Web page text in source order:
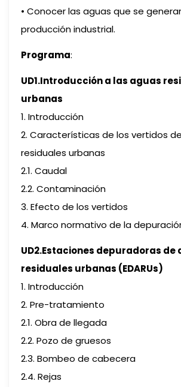
• Conocer las aguas que se
producción industrial.
Programa:
UD1.Introducción a las aguas
urbanas
1. Introducción
2. Características de los vertidos
residuales urbanas
2.1. Caudal
2.2. Contaminación
3. Efecto de los vertidos
4. Marco normativo de la
UD2.Estaciones depuradoras de
residuales urbanas (EDARUs)
1. Introducción
2. Pre-tratamiento
2.1. Obra de llegada
2.2. Pozo de gruesos
2.3. Bombeo de cabecera
2.4. Rejas